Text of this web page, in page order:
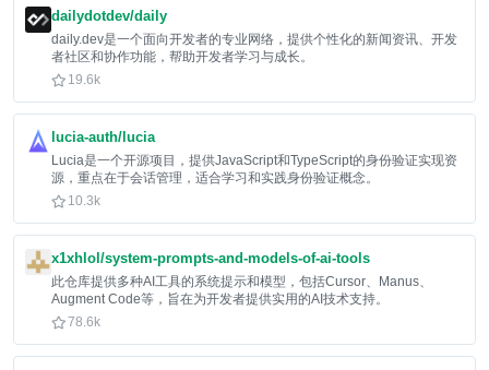
dailydotdev/daily
daily.dev是一个面向开发者的专业网络，提供个性化的新闻资讯、开发
者社区和协作功能，帮助开发者学习与成长。
19.6k
lucia-auth/lucia
Lucia是一个开源项目，提供JavaScript和TypeScript的身份验证实现资
源，重点在于会话管理，适合学习和实践身份验证概念。
10.3k
x1xhlol/system-prompts-and-models-of-ai-tools
此仓库提供多种AI工具的系统提示和模型，包括Cursor、Manus、
Augment Code等，旨在为开发者提供实用的AI技术支持。
78.6k